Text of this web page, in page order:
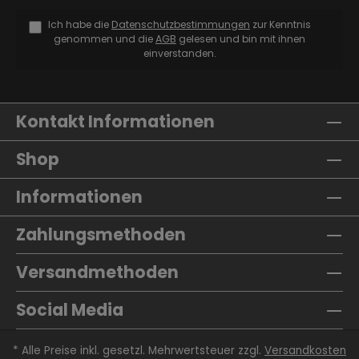
Ich habe die Datenschutzbestimmungen zur Kenntnis
genommen und dieAGB gelesen und bin mit ihnen
einverstanden.
Kontakt Informationen
Shop
Informationen
Zahlungsmethoden
Versandmethoden
Social Media
* Alle Preise inkl. gesetzl. Mehrwertsteuer zzgl. Versandkosten